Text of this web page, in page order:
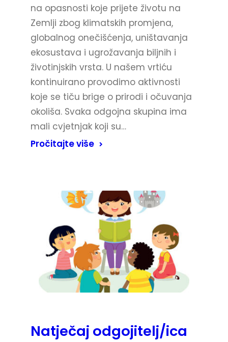
na opasnosti koje prijete životu na
Zemlji zbog klimatskih promjena,
globalnog onečišćenja, uništavanja
ekosustava i ugrožavanja biljnih i
životinjskih vrsta. U našem vrtiću
kontinuirano provodimo aktivnosti
koje se tiču brige o prirodi i očuvanja
okoliša. Svaka odgojna skupina ima
mali cvjetnjak koji su…
Pročitajte više
Natječaj odgojitelj/ica